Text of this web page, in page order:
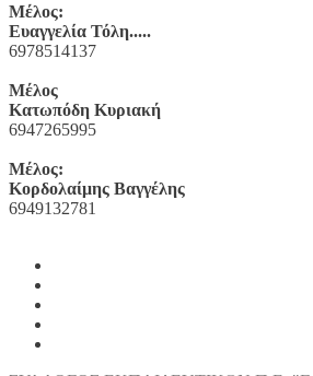
Μέλος:
Ευαγγελία Τόλη.....
6978514137
Μέλος
Κατωπόδη Κυριακή
6947265995
Μέλος:
Κορδολαίμης Βαγγέλης
6949132781